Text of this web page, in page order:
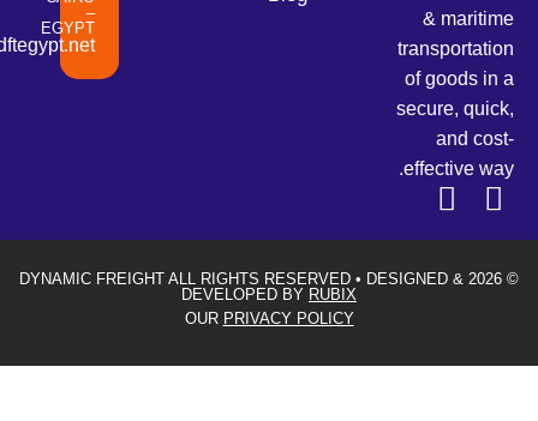
&
of
secure,
info@dftegypt.net
© 2026 DYNAMIC FREIGHT ALL RIGHTS RESERVED • DESIGNED &
DEVELOPED BY
OUR PRIVACY POLICY